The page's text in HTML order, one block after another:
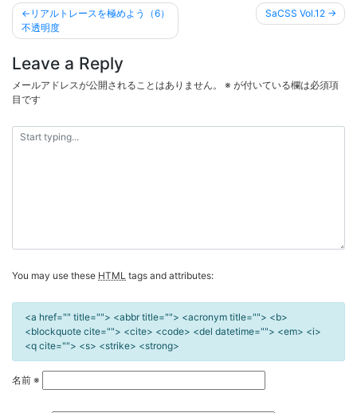
投
稿
ナ
ビ
ゲ
ー
シ
リアルトレースを極めよう（6）
不透明度
SaCSS Vol.12
Leave a Reply
メールアドレスが公開されることはありません。 ※ が付いている欄は必須項
目です
You may use these HTML tags and attributes:
<a href="" title=""> <abbr title=""> <acronym title=""> <b>
<blockquote cite=""> <cite> <code> <del datetime=""> <em> <i>
<q cite=""> <s> <strike> <strong>
名前 ※